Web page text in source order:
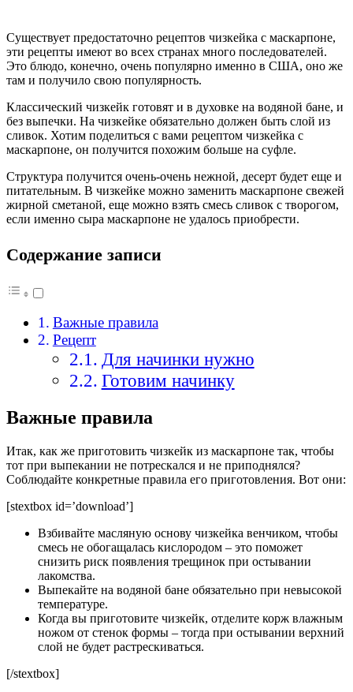
Существует предостаточно рецептов чизкейка с маскарпоне,
эти рецепты имеют во всех странах много последователей.
Это блюдо, конечно, очень популярно именно в США, оно же
там и получило свою популярность.
Классический чизкейк готовят и в духовке на водяной бане, и
без выпечки. На чизкейке обязательно должен быть слой из
сливок. Хотим поделиться с вами рецептом чизкейка с
маскарпоне, он получится похожим больше на суфле.
Структура получится очень-очень нежной, десерт будет еще и
питательным. В чизкейке можно заменить маскарпоне свежей
жирной сметаной, еще можно взять смесь сливок с творогом,
если именно сыра маскарпоне не удалось приобрести.
Содержание записи
Важные правила
Рецепт
Для начинки нужно
Готовим начинку
Важные правила
Итак, как же приготовить чизкейк из маскарпоне так, чтобы
тот при выпекании не потрескался и не приподнялся?
Соблюдайте конкретные правила его приготовления. Вот они:
[stextbox id=’download’]
Взбивайте масляную основу чизкейка венчиком, чтобы
смесь не обогащалась кислородом – это поможет
снизить риск появления трещинок при остывании
лакомства.
Выпекайте на водяной бане обязательно при невысокой
температуре.
Когда вы приготовите чизкейк, отделите корж влажным
ножом от стенок формы – тогда при остывании верхний
слой не будет растрескиваться.
[/stextbox]